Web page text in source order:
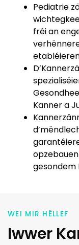
Pediatrie
fréian
Kanner a
gesondem
WEI MIR HËLLEF
Iwwer